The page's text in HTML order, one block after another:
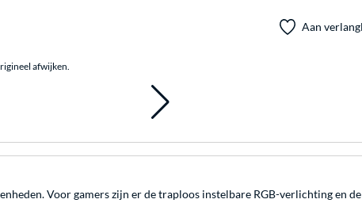
afwijken.
Aan
Voor gamers zijn er de traploos instelbare RGB-verlichting en